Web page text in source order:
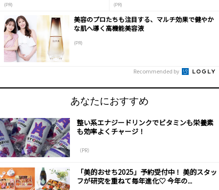
(PR) (PR)
美容のプロたちも注目する、マルチ効果で健やか
な肌へ導く高機能美容液
(PR)
Recommended by
あなたにおすすめ
整い系エナジードリンクでビタミンも栄養素
も効率よくチャージ！
（PR）
「美的おせち2025」予約受付中！ 美的スタッ
フが研究を重ねて毎年進化♡ 今年の...